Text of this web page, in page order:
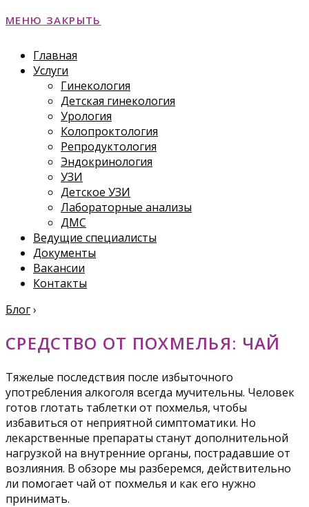
МЕНЮ ЗАКРЫТЬ
Главная
Услуги
Гинекология
Детская гинекология
Урология
Колопроктология
Репродуктология
Эндокринология
УЗИ
Детское УЗИ
Лабораторные анализы
ДМС
Ведущие специалисты
Документы
Вакансии
Контакты
Блог›
СРЕДСТВО ОТ ПОХМЕЛЬЯ: ЧАЙ
Тяжелые последствия после избыточного
употребления алкоголя всегда мучительны. Человек
готов глотать таблетки от похмелья, чтобы
избавиться от неприятной симптоматики. Но
лекарственные препараты станут дополнительной
нагрузкой на внутренние органы, пострадавшие от
возлияния. В обзоре мы разберемся, действительно
ли помогает чай от похмелья и как его нужно
принимать.